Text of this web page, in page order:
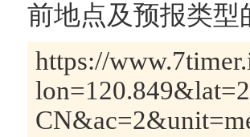
前地点及预报类型
https://